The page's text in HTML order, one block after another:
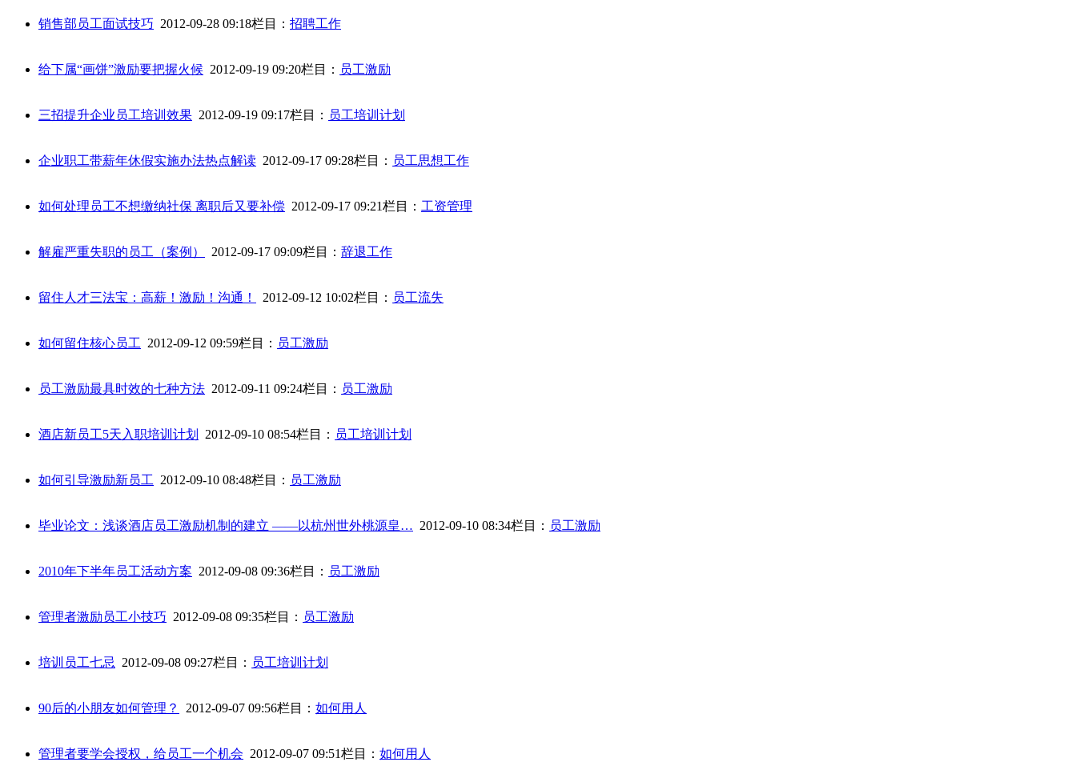
销售部员工面试技巧 2012-09-28 09:18栏目： 招聘工作
给下属“画饼”激励要把握火候 2012-09-19 09:20栏目： 员工激励
三招提升企业员工培训效果 2012-09-19 09:17栏目： 员工培训计划
企业职工带薪年休假实施办法热点解读 2012-09-17 09:28栏目： 员工思想工作
如何处理员工不想缴纳社保 离职后又要补偿 2012-09-17 09:21栏目： 工资管理
解雇严重失职的员工（案例） 2012-09-17 09:09栏目： 辞退工作
留住人才三法宝：高薪！激励！沟通！ 2012-09-12 10:02栏目： 员工流失
如何留住核心员工 2012-09-12 09:59栏目： 员工激励
员工激励最具时效的七种方法 2012-09-11 09:24栏目： 员工激励
酒店新员工5天入职培训计划 2012-09-10 08:54栏目： 员工培训计划
如何引导激励新员工 2012-09-10 08:48栏目： 员工激励
毕业论文：浅谈酒店员工激励机制的建立 ——以杭州世外桃源皇… 2012-09-10 08:34栏目： 员工激励
2010年下半年员工活动方案 2012-09-08 09:36栏目： 员工激励
管理者激励员工小技巧 2012-09-08 09:35栏目： 员工激励
培训员工七忌 2012-09-08 09:27栏目： 员工培训计划
90后的小朋友如何管理？ 2012-09-07 09:56栏目： 如何用人
管理者要学会授权，给员工一个机会 2012-09-07 09:51栏目： 如何用人